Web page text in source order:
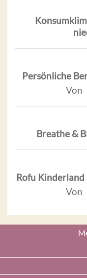
Persönliche
Von
Breathe &
Rofu
Von